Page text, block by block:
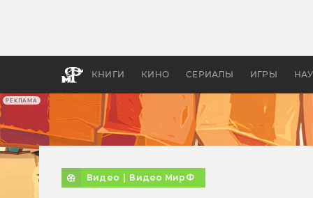
РЕКЛАМА
КНИГИ КИНО СЕРИАЛЫ ИГРЫ
бы
Видео Видео МирФ